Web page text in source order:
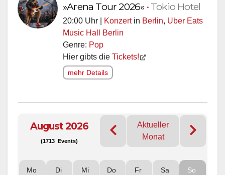
»Arena Tour 2026« • Tokio Hotel
20:00 Uhr | Konzertin Berlin, Uber Eats
Music Hall Berlin
Genre: Pop
Hier gibts die Tickets!
mehr Details
August 2026
(1713 Events)
Aktueller
Monat
Mo Di Mi Do Fr Sa So